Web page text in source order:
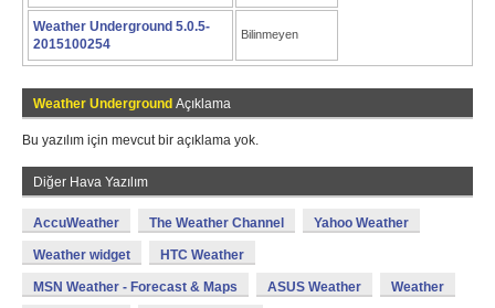
Weather Underground 5.0.5-
2015100254
Bilinmeyen
Weather Underground Açıklama
Bu yazılım için mevcut bir açıklama yok.
Diğer Hava Yazılım
AccuWeather The Weather Channel Yahoo Weather
Weather widget HTC Weather
MSN Weather - Forecast & Maps ASUS Weather Weather